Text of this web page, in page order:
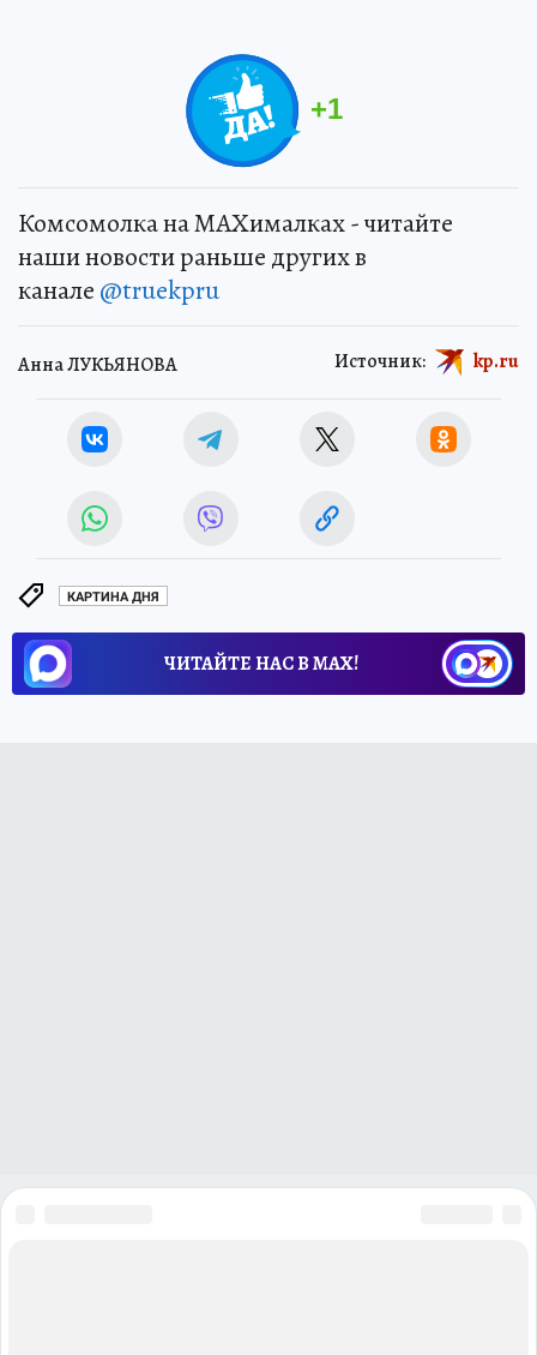
+1
Комсомолка на MAXималках - читайте
наши новости раньше других в
канале @truekpru
Анна ЛУКЬЯНОВА Источник: kp.ru
КАРТИНА ДНЯ
ЧИТАЙТЕ НАС В МАХ!